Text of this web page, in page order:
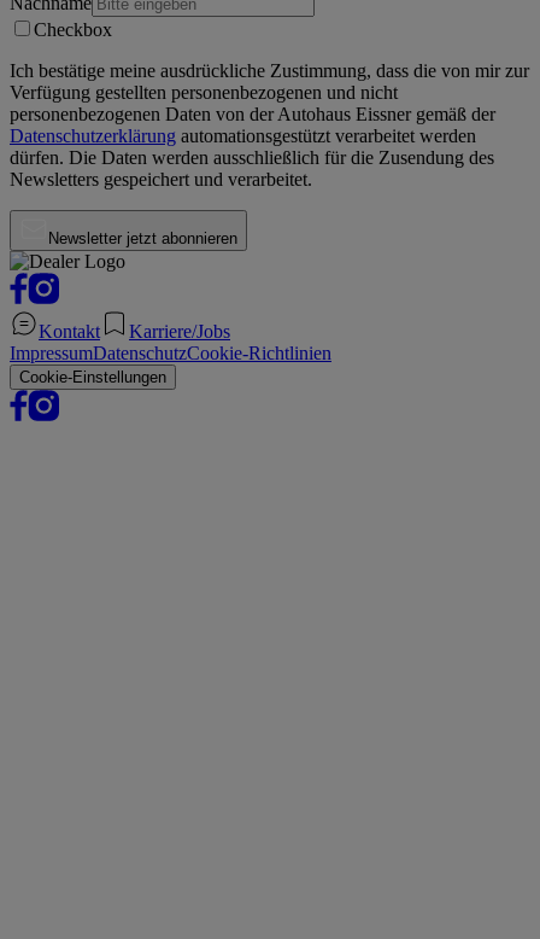
Checkbox
Ich bestätige meine ausdrückliche Zustimmung, dass die von mir zur
Verfügung gestellten personenbezogenen und nicht
personenbezogenen Daten von derAutohaus Eissnergemäß der
Datenschutzerklärung automationsgestützt verarbeitet werden
dürfen. Die Daten werden ausschließlich für die Zusendung des
Newsletters gespeichert und verarbeitet.
Newsletter jetzt abonnieren
Kontakt
Karriere/Jobs
ImpressumDatenschutzCookie-Richtlinien
Cookie-Einstellungen